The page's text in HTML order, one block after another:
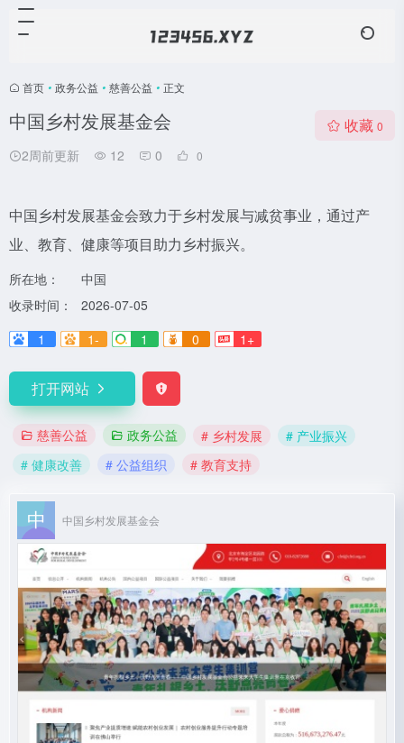
首页 • 政务公益 • 慈善公益 • 正文
中国乡村发展基金会
2周前更新 12 0 0
收藏 0
中国乡村发展基金会致力于乡村发展与减贫事业，通过产
业、教育、健康等项目助力乡村振兴。
所在地：
中国
收录时间：
2026-07-05
1
1- 1 0 1+
打开网站
慈善公益 政务公益 # 乡村发展
# 产业振兴
# 健康改善
# 公益组织 # 教育支持
中国乡村发展基金会